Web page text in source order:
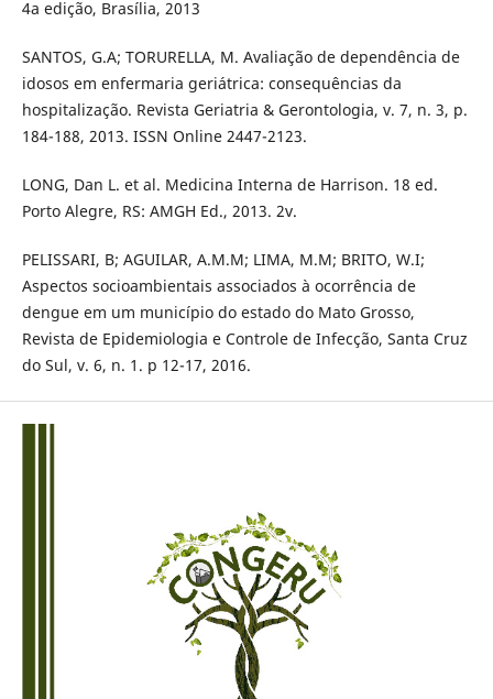
4a edição, Brasília, 2013
SANTOS, G.A; TORURELLA, M. Avaliação de dependência de
idosos em enfermaria geriátrica: consequências da
hospitalização. Revista Geriatria & Gerontologia, v. 7, n. 3, p.
184-188, 2013. ISSN Online 2447-2123.
LONG, Dan L. et al. Medicina Interna de Harrison. 18 ed.
Porto Alegre, RS: AMGH Ed., 2013. 2v.
PELISSARI, B; AGUILAR, A.M.M; LIMA, M.M; BRITO, W.I;
Aspectos socioambientais associados à ocorrência de
dengue em um município do estado do Mato Grosso,
Revista de Epidemiologia e Controle de Infecção, Santa Cruz
do Sul, v. 6, n. 1. p 12-17, 2016.